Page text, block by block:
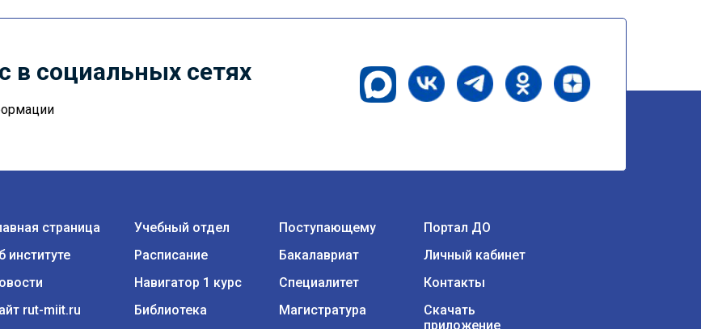
в социальных сетях
страница
институте
rut-miit.ru
Учебный отдел
Расписание
Навигатор 1 курс
Библиотека
Поступающему
Бакалавриат
Специалитет
Магистратура
Портал ДО
Личный кабинет
Контакты
Скачать
приложение